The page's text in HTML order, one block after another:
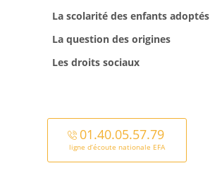
La scolarité des enfants adoptés
La question des origines
Les droits sociaux
01.40.05.57.79
ligne d’écoute nationale EFA